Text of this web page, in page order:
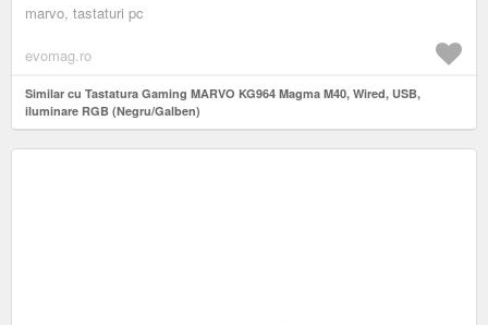
marvo, tastaturi pc
evomag.ro
Similar cu Tastatura Gaming MARVO KG964 Magma M40, Wired, USB,
iluminare RGB (Negru/Galben)